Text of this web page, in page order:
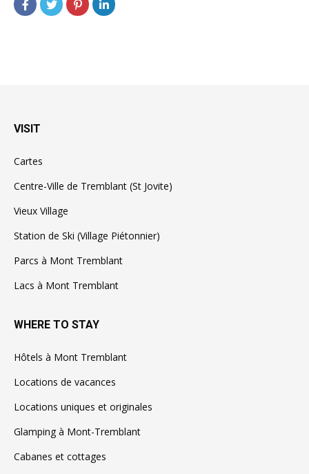
VISIT
Cartes
Centre-Ville de Tremblant (St Jovite)
Vieux Village
Station de Ski (Village Piétonnier)
Parcs à Mont Tremblant
Lacs à Mont Tremblant
WHERE TO STAY
Hôtels à Mont Tremblant
Locations de vacances
Locations uniques et originales
Glamping à Mont-Tremblant
Cabanes et cottages